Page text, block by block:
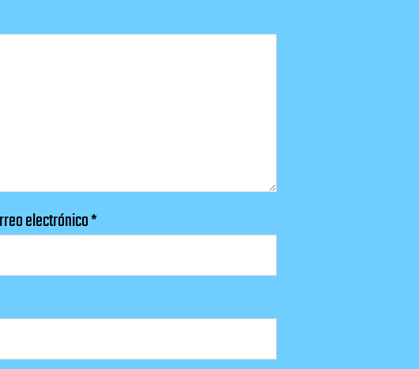
electrónico*